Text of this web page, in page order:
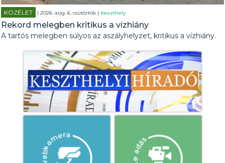
KÖZÉLET | 2026. aug. 6. csütörtök | Keszthely
Rekord melegben kritikus a vízhiány
A tartós melegben súlyos az aszályhelyzet, kritikus a vízhiány.